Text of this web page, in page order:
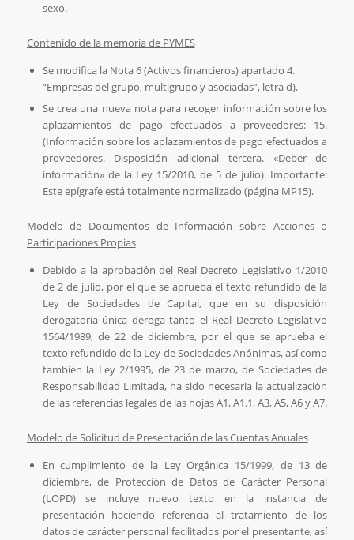
sexo.
Contenido de la memoria de PYMES
Se modifica la Nota 6 (Activos financieros) apartado 4.
“Empresas del grupo, multigrupo y asociadas”, letra d).
Se crea una nueva nota para recoger información sobre los
aplazamientos de pago efectuados a proveedores: 15.
(Información sobre los aplazamientos de pago efectuados a
proveedores. Disposición adicional tercera. «Deber de
información» de la Ley 15/2010, de 5 de julio). Importante:
Este epígrafe está totalmente normalizado (página MP15).
Modelo de Documentos de Información sobre Acciones o
Participaciones Propias
Debido a la aprobación del Real Decreto Legislativo 1/2010
de 2 de julio, por el que se aprueba el texto refundido de la
Ley de Sociedades de Capital, que en su disposición
derogatoria única deroga tanto el Real Decreto Legislativo
1564/1989, de 22 de diciembre, por el que se aprueba el
texto refundido de la Ley de Sociedades Anónimas, así como
también la Ley 2/1995, de 23 de marzo, de Sociedades de
Responsabilidad Limitada, ha sido necesaria la actualización
de las referencias legales de las hojas A1, A1.1, A3, A5, A6 y A7.
Modelo de Solicitud de Presentación de las Cuentas Anuales
En cumplimiento de la Ley Orgánica 15/1999, de 13 de
diciembre, de Protección de Datos de Carácter Personal
(LOPD) se incluye nuevo texto en la instancia de
presentación haciendo referencia al tratamiento de los
datos de carácter personal facilitados por el presentante, así